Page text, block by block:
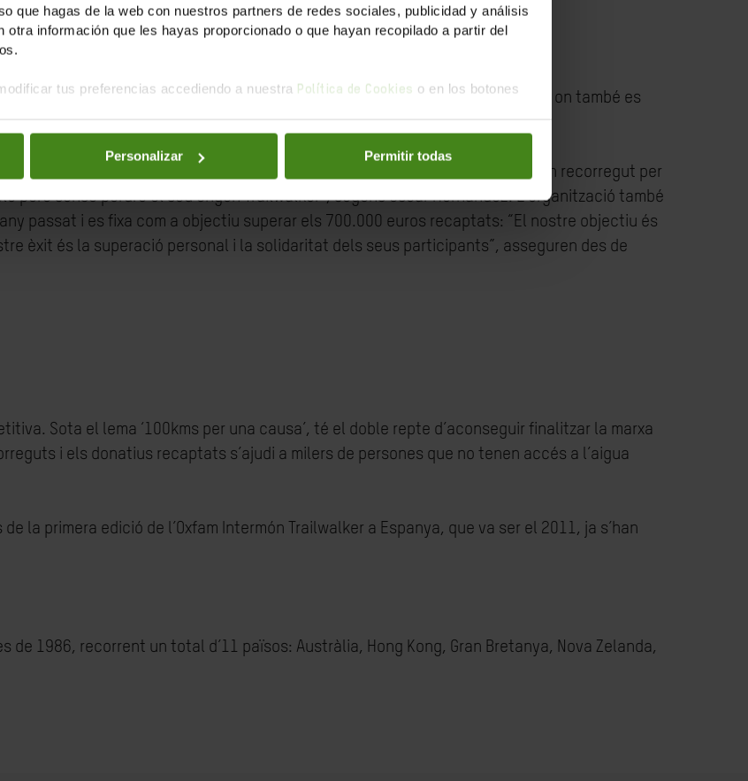
que hagas de la web con nuestros partners de redes sociales, publicidad y análisis
otra información que les hayas proporcionado o que hayan recopilado a partir del
tus preferencias accediendo a nuestra Política de Cookies o en los botones
Personalizar Permitir todas
a la Sierra de Madrid els dies 8 i 9 de juny. Les inscripcions segueixen obertes, on també es
en el recorregut. La sortida serà a El Escorial i l’arribada a Matalpino: Un recorregut per
però sense perdre el seu origen Trailwalker”, segons Óscar Hernández. L’organització també
passat i es fixa com a objectiu superar els 700.000 euros recaptats: “El nostre objectiu és
èxit és la superació personal i la solidaritat dels seus participants”, asseguren des de
Sota el lema ‘100kms per una causa’, té el doble repte d’aconseguir finalitzar la marxa
i els donatius recaptats s’ajudi a milers de persones que no tenen accés a l’aigua
la primera edició de l’Oxfam Intermón Trailwalker a Espanya, que va ser el 2011, ja s’han
de 1986, recorrent un total d’11 països: Austràlia, Hong Kong, Gran Bretanya, Nova Zelanda,